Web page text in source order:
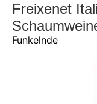
Freixenet
Funkelnde